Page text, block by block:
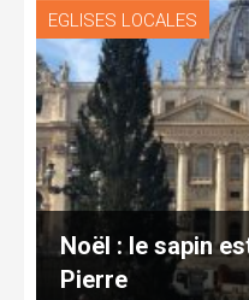
EGLISES LOCALES
Noël : le sapin
Pierre